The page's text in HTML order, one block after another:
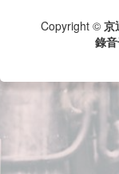
Copyright © 京
錄